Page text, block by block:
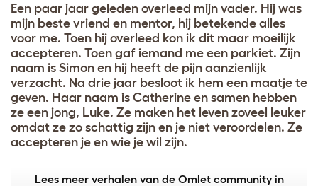
Een paar jaar geleden overleed mijn vader. Hij was
mijn beste vriend en mentor, hij betekende alles
voor me. Toen hij overleed kon ik dit maar moeilijk
accepteren. Toen gaf iemand me een parkiet. Zijn
naam is Simon en hij heeft de pijn aanzienlijk
verzacht. Na drie jaar besloot ik hem een maatje te
geven. Haar naam is Catherine en samen hebben
ze een jong, Luke. Ze maken het leven zoveel leuker
omdat ze zo schattig zijn en je niet veroordelen. Ze
accepteren je en wie je wil zijn.
Lees meer verhalen van de Omlet community in